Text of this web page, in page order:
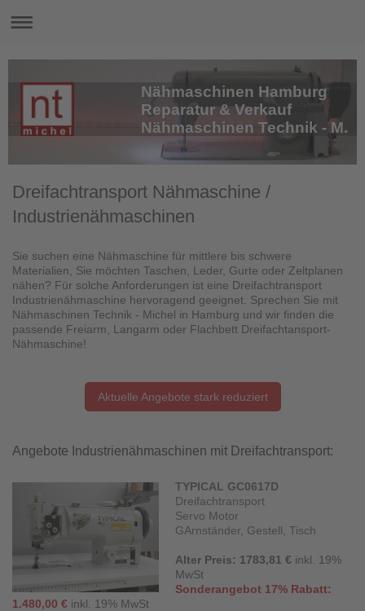
Nähmaschinen Hamburg
Reparatur & Verkauf
Nähmaschinen Technik - M.
Dreifachtransport Nähmaschine /
Industrienähmaschinen
Sie suchen eine Nähmaschine für mittlere bis schwere
Materialien, Sie möchten Taschen, Leder, Gurte oder Zeltplanen
nähen? Für solche Anforderungen ist eine Dreifachtransport
Industrienähmaschine hervoragend geeignet. Sprechen Sie mit
Nähmaschinen Technik - Michel in Hamburg und wir finden die
passende Freiarm, Langarm oder Flachbett Dreifachtansport-
Nähmaschine!
Aktuelle Angebote stark reduziert
Angebote Industrienähmaschinen mit Dreifachtransport:
TYPICAL GC0617D
Dreifachtransport
Servo Motor
GArnständer, Gestell, Tisch
Alter Preis: 1783,81 € inkl. 19%
MwSt
Sonderangebot 17% Rabatt:
1.480,00 € inkl. 19% MwSt